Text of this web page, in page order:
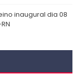
inaugural dia 08